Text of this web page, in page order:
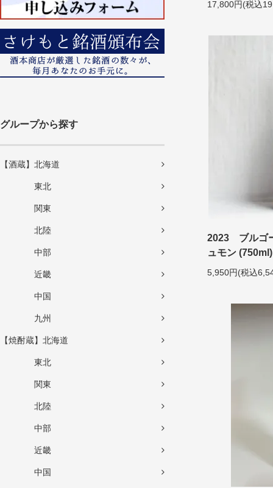
グループから探す
【酒蔵】北海道
東北
関東
北陸
中部
近畿
中国
九州
【焼酎蔵】北海道
東北
関東
北陸
中部
近畿
中国
17,800円(税込
2023 ブルゴ
ュモン (750ml)
5,950円(税込